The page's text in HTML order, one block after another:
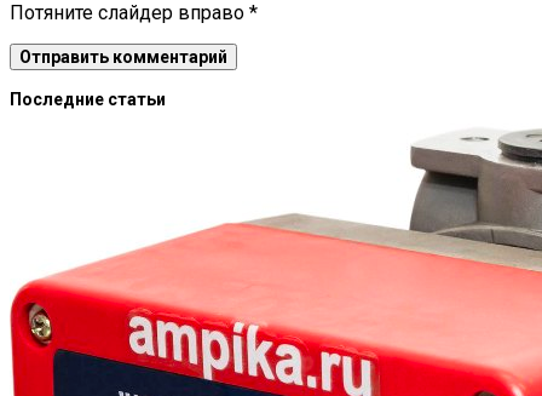
Потяните слайдер вправо *
Последние статьи